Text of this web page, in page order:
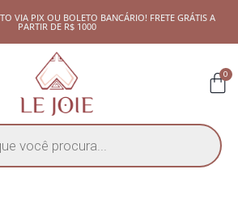
VIA PIX OU BOLETO BANCÁRIO! FRETE GRÁTIS A
PARTIR DE R$ 1000
0